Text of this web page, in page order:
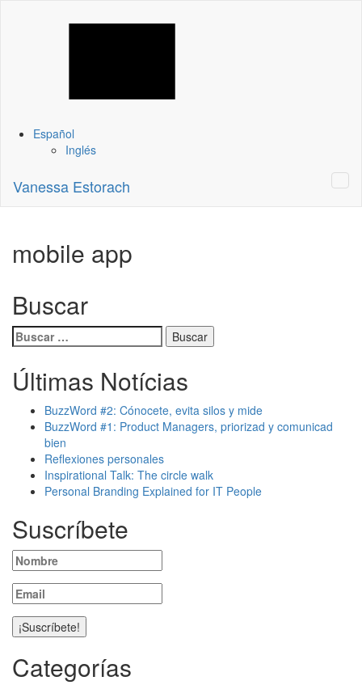
Español
Inglés
Vanessa Estorach
mobile app
Buscar
Buscar:
Últimas Notícias
BuzzWord #2: Cónocete, evita silos y mide
BuzzWord #1: Product Managers, priorizad y comunicad
bien
Reflexiones personales
Inspirational Talk: The circle walk
Personal Branding Explained for IT People
Suscríbete
Categorías